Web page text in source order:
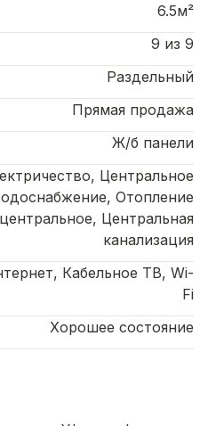
6.5м²
9 из 9
Раздельный
Прямая продажа
Ж/б панели
Центральное
Отопление
центральное, Центральная
канализация
Кабельное ТВ, Wi-
Fi
Хорошее состояние